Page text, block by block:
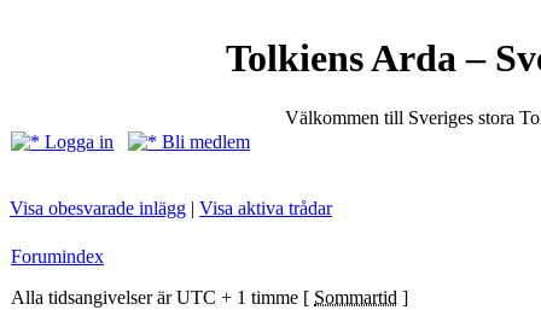
Tolkiens Arda –
Välkommen till Sveriges stora
Logga in
Bli medlem
Visa obesvarade inlägg | Visa aktiva trådar
Forumindex
Alla tidsangivelser är UTC + 1 timme [ Sommartid ]